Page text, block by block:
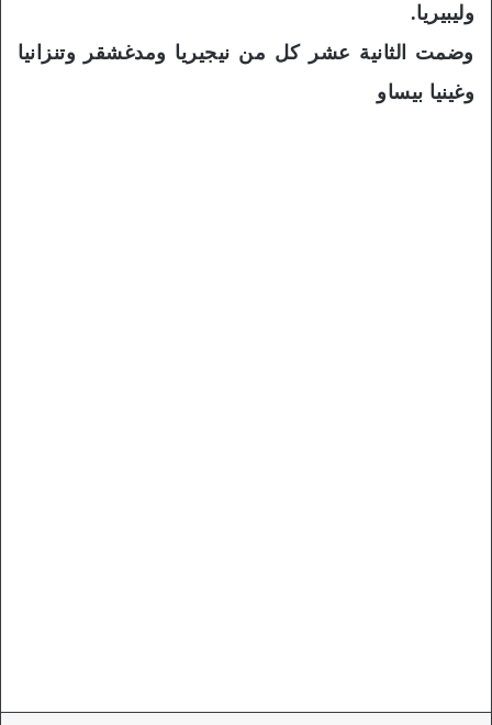
وليبيريا.
وضمت الثانية عشر كل من نيجيريا ومدغشقر وتنزانيا
وغينيا بيساو